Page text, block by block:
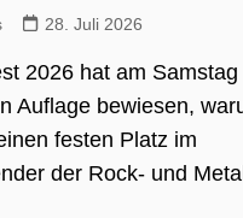
28. Juli 2026
2026 hat am Samstag
Auflage bewiesen,
festen Platz im
der Rock- und